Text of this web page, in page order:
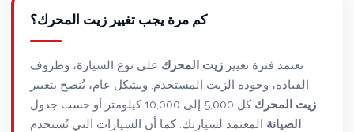
كم مرة يجب تغيير زيت المحرك؟
تعتمد فترة تغيير زيت المحرك على نوع السيارة، وظروف
القيادة، وجودة الزيت المستخدم. وبشكل عام، يُنصح بتغيير
زيت المحرك كل 5,000 إلى 10,000 كيلومتر أو حسب جدول
الصيانة المعتمد لسيارتك. كما أن السيارات التي تُستخدم